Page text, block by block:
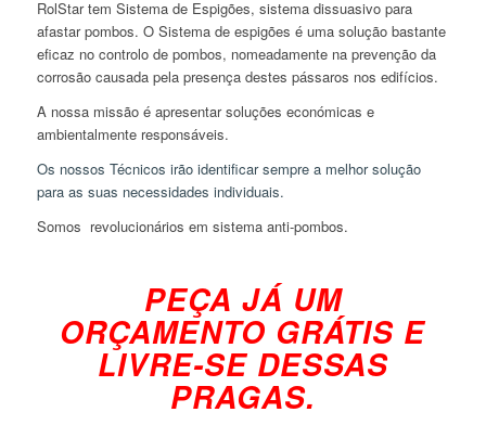
RolStar tem Sistema de Espigões, sistema dissuasivo para
afastar pombos. O Sistema de espigões é uma solução bastante
eficaz no controlo de pombos, nomeadamente na prevenção da
corrosão causada pela presença destes pássaros nos edifícios.
A nossa missão é apresentar soluções económicas e
ambientalmente responsáveis.
Os nossos Técnicos irão identificar sempre a melhor solução
para as suas necessidades individuais.
Somos revolucionários em sistema anti-pombos.
PEÇA JÁ UM
ORÇAMENTO GRÁTIS E
LIVRE-SE DESSAS
PRAGAS.